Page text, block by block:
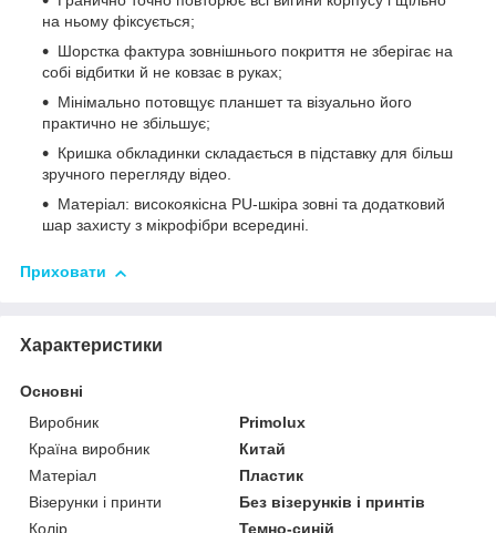
на ньому фіксується;
Шорстка фактура зовнішнього покриття не зберігає на
собі відбитки й не ковзає в руках;
Мінімально потовщує планшет та візуально його
практично не збільшує;
Кришка обкладинки складається в підставку для більш
зручного перегляду відео.
Матеріал: високоякісна PU-шкіра зовні та додатковий
шар захисту з мікрофібри всередині.
Приховати
Характеристики
Основні
Виробник
Primolux
Країна виробник
Китай
Матеріал
Пластик
Візерунки і принти
Без візерунків і принтів
Колір
Темно-синій